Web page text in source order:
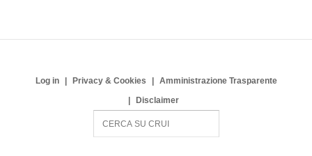
Log in Privacy & Cookies
Amministrazione Trasparente
Disclaimer